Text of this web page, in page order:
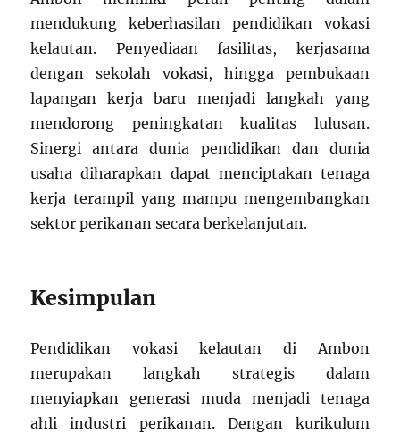
mendukung keberhasilan pendidikan vokasi
kelautan. Penyediaan fasilitas, kerjasama
dengan sekolah vokasi, hingga pembukaan
lapangan kerja baru menjadi langkah yang
mendorong peningkatan kualitas lulusan.
Sinergi antara dunia pendidikan dan dunia
usaha diharapkan dapat menciptakan tenaga
kerja terampil yang mampu mengembangkan
sektor perikanan secara berkelanjutan.
Kesimpulan
Pendidikan vokasi kelautan di Ambon
merupakan langkah strategis dalam
menyiapkan generasi muda menjadi tenaga
ahli industri perikanan. Dengan kurikulum